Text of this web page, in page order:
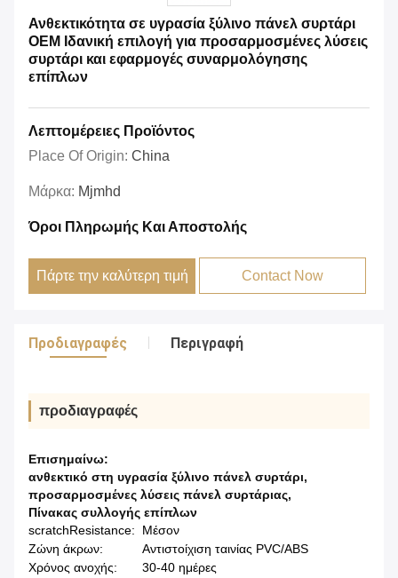
Ανθεκτικότητα σε υγρασία ξύλινο πάνελ συρτάρι
OEM Ιδανική επιλογή για προσαρμοσμένες λύσεις
συρτάρι και εφαρμογές συναρμολόγησης
επίπλων
Λεπτομέρειες Προϊόντος
Place Of Origin: China
Μάρκα: Mjmhd
Όροι Πληρωμής Και Αποστολής
Πάρτε την καλύτερη τιμή Contact Now
Προδιαγραφές Περιγραφή
προδιαγραφές
Επισημαίνω:
ανθεκτικό στη υγρασία ξύλινο πάνελ συρτάρι,
προσαρμοσμένες λύσεις πάνελ συρτάριας,
Πίνακας συλλογής επίπλων
scratchResistance:
Μέσον
Ζώνη άκρων:
Αντιστοίχιση ταινίας PVC/ABS
Χρόνος ανοχής:
30-40 ημέρες